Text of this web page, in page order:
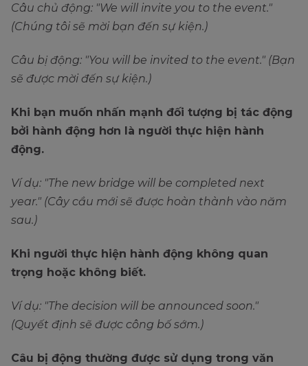
Câu chủ động: "We will invite you to the event."
(Chúng tôi sẽ mời bạn đến sự kiện.)
Câu bị động: "You will be invited to the event." (Bạn
sẽ được mời đến sự kiện.)
Khi bạn muốn nhấn mạnh đối tượng bị tác động
bởi hành động hơn là người thực hiện hành
động.
Ví dụ: "The new bridge will be completed next
year." (Cây cầu mới sẽ được hoàn thành vào năm
sau.)
Khi người thực hiện hành động không quan
trọng hoặc không biết.
Ví dụ: "The decision will be announced soon."
(Quyết định sẽ được công bố sớm.)
Câu bị động thường được sử dụng trong văn